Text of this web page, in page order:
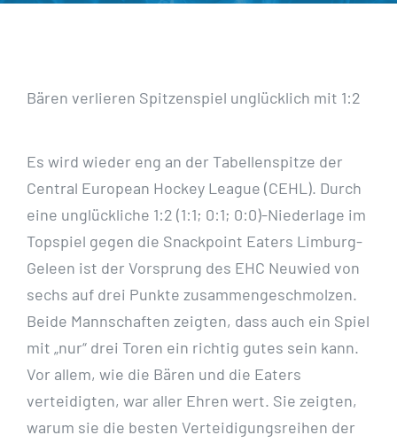
Bären verlieren Spitzenspiel unglücklich mit 1:2
Es wird wieder eng an der Tabellenspitze der
Central European Hockey League (CEHL). Durch
eine unglückliche 1:2 (1:1; 0:1; 0:0)-Niederlage im
Topspiel gegen die Snackpoint Eaters Limburg-
Geleen ist der Vorsprung des EHC Neuwied von
sechs auf drei Punkte zusammengeschmolzen.
Beide Mannschaften zeigten, dass auch ein Spiel
mit „nur“ drei Toren ein richtig gutes sein kann.
Vor allem, wie die Bären und die Eaters
verteidigten, war aller Ehren wert. Sie zeigten,
warum sie die besten Verteidigungsreihen der